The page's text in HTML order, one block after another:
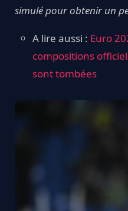
simulé pour obtenir un
A lire aussi : Euro
compositions
sont tombées